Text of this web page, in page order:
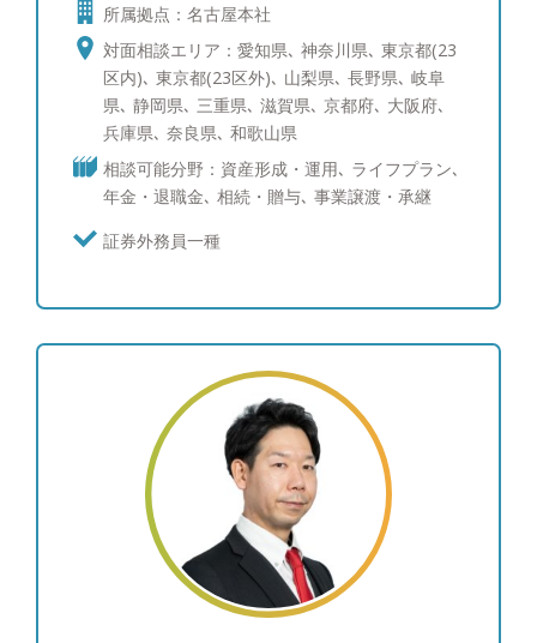
運用をし、パフォーマンスを向上させることができ
る点が、「転勤がない」ということの意義だと思い
ます。ご自身の運用ゴールに向け、長期的な視点で
の投資提案をしてまいります。 【運用に対するモ
ットー】 資産運用の世界はジャングルです。相場
変動の中で日々新しい商品やサービスが登場し、ユ
ーザーがその本質を理解することが時に困難を極め
る時代。自分自身の主観を頼りに恐る恐る歩を進め
ているのが現状ではないでしょうか。我々は、
様にお伝えし、伴走いたします。
所属拠点：名古屋本社
対面相談エリア：愛知県､ 神奈川県､ 東京都(23
区内)､ 東京都(23区外)､ 山梨県､ 長野県､ 岐阜
県､ 静岡県､ 三重県､ 滋賀県､ 京都府､ 大阪府､
兵庫県､ 奈良県､ 和歌山県
相談可能分野：資産形成・運用､ ライフプラン､
年金・退職金､ 相続・贈与､ 事業譲渡・承継
証券外務員一種